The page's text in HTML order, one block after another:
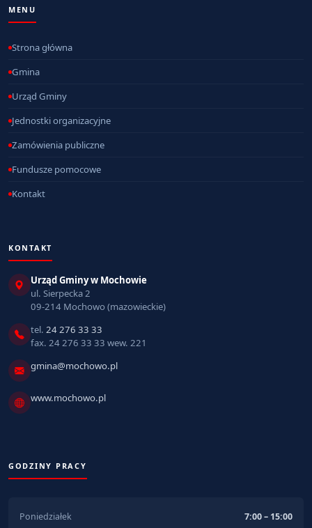
MENU
Strona główna
Gmina
Urząd Gminy
Jednostki organizacyjne
Zamówienia publiczne
Fundusze pomocowe
Kontakt
KONTAKT
Urząd Gminy w Mochowie
ul. Sierpecka 2
09-214 Mochowo (mazowieckie)
tel. 24 276 33 33
fax. 24 276 33 33 wew. 221
gmina@mochowo.pl
www.mochowo.pl
GODZINY PRACY
Poniedziałek 7:00 – 15:00